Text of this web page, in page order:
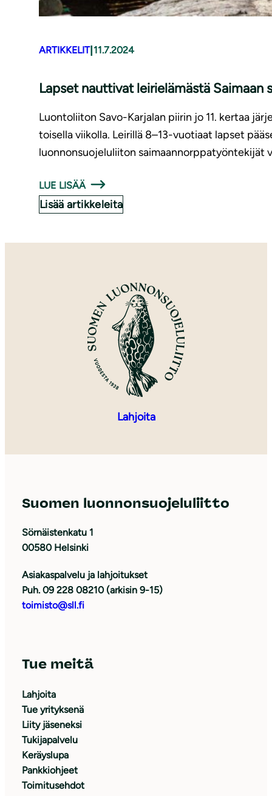
ARTIKKELIT|11.7.2024
Lapset nauttivat leirielämästä Saimaan
Luontoliiton Savo-Karjalan piirin jo 11. kertaa
toisella viikolla. Leirillä 8–13-vuotiaat lapset
luonnonsuojeluliiton saimaannorppatyöntekijät
LUE LISÄÄ
Lisää artikkeleita
Lahjoita
Suomen luonnonsuojeluliitto
Sörnäistenkatu 1
00580 Helsinki
Asiakaspalvelu ja lahjoitukset
Puh. 09 228 08210 (arkisin 9-15)
toimisto@sll.fi
Tue meitä
Lahjoita
Tue yrityksenä
Liity jäseneksi
Tukijapalvelu
Keräyslupa
Pankkiohjeet
Toimitusehdot